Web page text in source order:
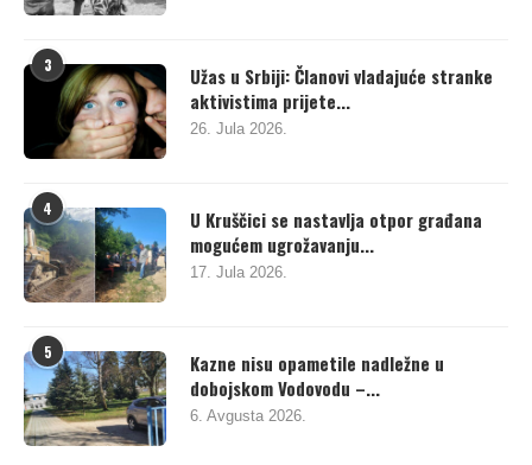
3
Užas u Srbiji: Članovi vladajuće stranke
aktivistima prijete...
26. Jula 2026.
4
U Kruščici se nastavlja otpor građana
mogućem ugrožavanju...
17. Jula 2026.
5
Kazne nisu opametile nadležne u
dobojskom Vodovodu –...
6. Avgusta 2026.